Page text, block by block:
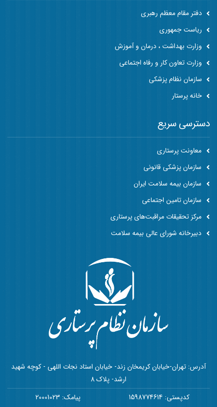
دفتر مقام معظم رهبری
ریاست جمهوری
وزارت بهداشت ، درمان و آموزش
وزارت تعاون کار و رفاه اجتماعی
سازمان نظام پزشکی
خانه پرستار
آدرس: تهران-خیابان کریمخان زند- خیابان استاد نجات اللهی - کوچه شهید
ارشد- پلاک 8
کدپستی: 1598774614
پیامک: 20001023
دسترسی سریع
معاونت پرستاری
سازمان پزشکی قانونی
سازمان بیمه سلامت ایران
سازمان تامین اجتماعی
مرکز تحقیقات مراقبت‌های پرستاری
دبیرخانه شورای عالی بیمه سلامت